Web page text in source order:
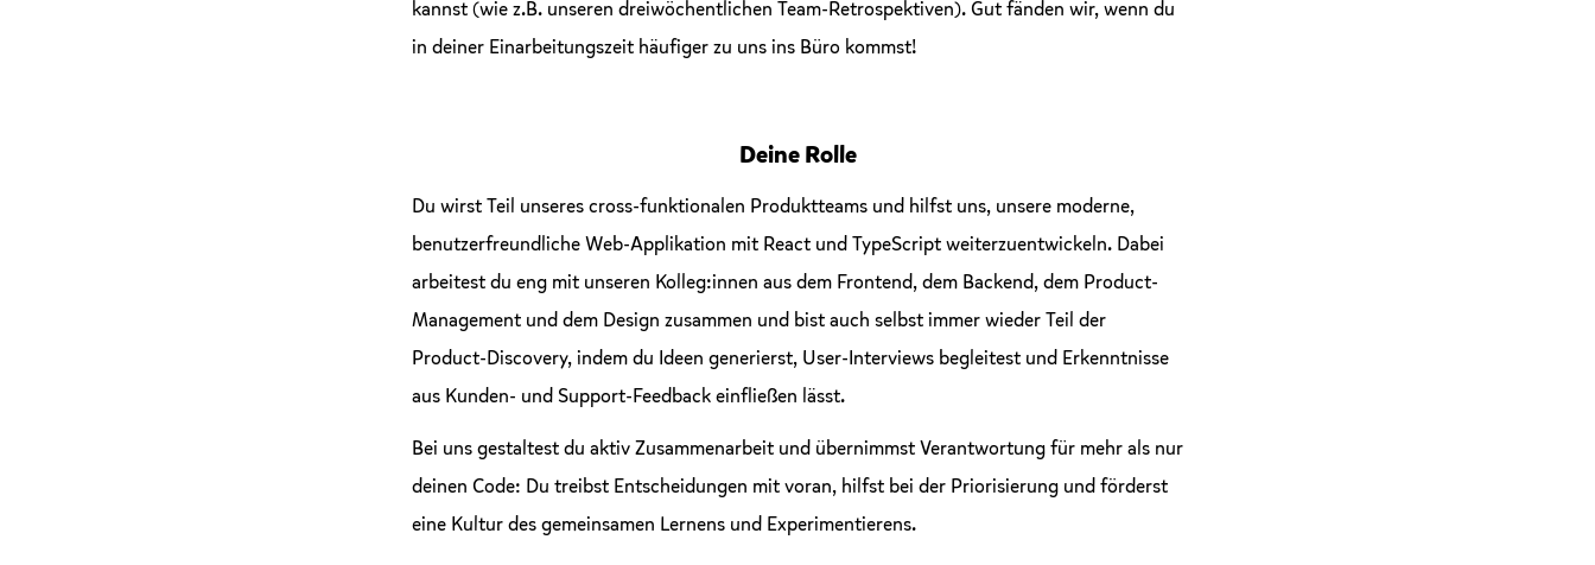
kannst (wie z.B. unseren dreiwöchentlichen Team-Retrospektiven). Gut fänden wir, wenn du
in deiner Einarbeitungszeit häufiger zu uns ins Büro kommst!
Deine Rolle
Du wirst Teil unseres cross-funktionalen Produktteams und hilfst uns, unsere moderne,
benutzerfreundliche Web-Applikation mit React und TypeScript weiterzuentwickeln. Dabei
arbeitest du eng mit unseren Kolleg:innen aus dem Frontend, dem Backend, dem Product-
Management und dem Design zusammen und bist auch selbst immer wieder Teil der
Product-Discovery, indem du Ideen generierst, User-Interviews begleitest und Erkenntnisse
aus Kunden- und Support-Feedback einfließen lässt.
Bei uns gestaltest du aktiv Zusammenarbeit und übernimmst Verantwortung für mehr als nur
deinen Code: Du treibst Entscheidungen mit voran, hilfst bei der Priorisierung und förderst
eine Kultur des gemeinsamen Lernens und Experimentierens.